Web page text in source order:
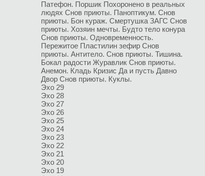
Патефон. Поршик Похоронено в реальных
людях Снов приюты. Паноптикум. Снов
приюты. Бон кураж. Смертушка ЗАГС Снов
приюты. Хозяин мечты. Будто тело конура
Снов приюты. Одновременность.
Пережитое Пластилин зефир Снов
приюты. Антитело. Снов приюты. Тишина.
Бокал радости Журавлик Снов приюты.
Анемон. Кладь Кризис Да и пусть Давно
Двор Снов приюты. Куклы.
Эхо 29
Эхо 28
Эхо 27
Эхо 26
Эхо 25
Эхо 24
Эхо 23
Эхо 22
Эхо 21
Эхо 20
Эхо 19